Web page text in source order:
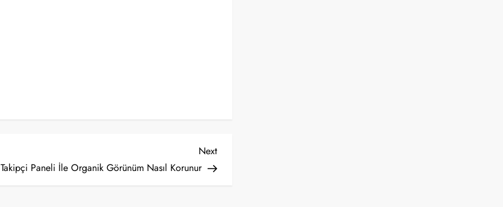
Next
Post
Next
Takipçi Paneli İle Organik Görünüm Nasıl Korunur